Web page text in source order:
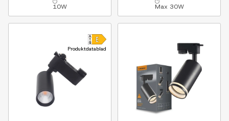
10W Max 30W
Produktdatablad